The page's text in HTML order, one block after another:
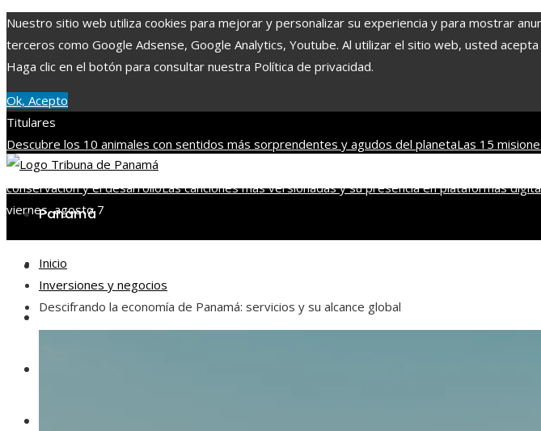
Nuestro sitio web utiliza cookies para mejorar y personalizar su experiencia y para mostrar
terceros como Google Adsense, Google Analytics, Youtube. Al utilizar el sitio web, usted
Haga clic en el botón para consultar nuestra Política de privacidad.
Ok, Acepto
Titulares
Descubre los 10 animales con sentidos más sorprendentes y agudos del planetaLas 15
importancia de integrar diversidad en empleo y compras responsables dentro de la RSE en
conservación y el desarrolloLas canciones más versionadas y su presencia en plataformas
viernes, agosto 7
Panamá
Tecnología
Cultura y ocio
Inicio
Inversiones y negocios
Descifrando la economía de Panamá: servicios y su alcance global